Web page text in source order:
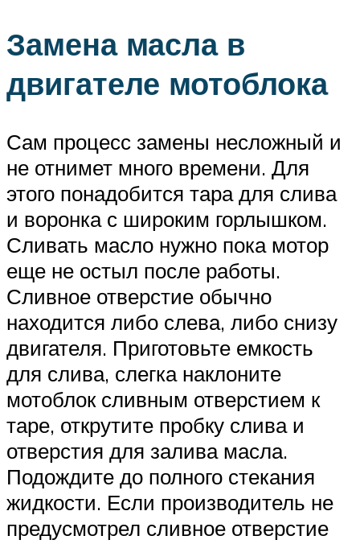
Замена масла в
двигателе мотоблока
Сам процесс замены несложный и
не отнимет много времени. Для
этого понадобится тара для слива
и воронка с широким горлышком.
Сливать масло нужно пока мотор
еще не остыл после работы.
Сливное отверстие обычно
находится либо слева, либо снизу
двигателя. Приготовьте емкость
для слива, слегка наклоните
мотоблок сливным отверстием к
таре, открутите пробку слива и
отверстия для залива масла.
Подождите до полного стекания
жидкости. Если производитель не
предусмотрел сливное отверстие